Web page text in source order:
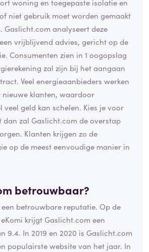
woning en toegepaste isolatie en
niet gebruik moet worden gemaakt
Gaslicht.com analyseert deze
vrijblijvend advies, gericht op de
Consumenten zien in 1 oogopslag
zal zijn bij het aangaan
Veel energieaanbieders werken
klanten, waardoor
veel geld kan schelen. Kies je voor
zal Gaslicht.com de overstap
Klanten krijgen zo de
op de meest eenvoudige manier in
betrouwbaar?
betrouwbare reputatie. Op de
krijgt Gaslicht.com een
9.4. In 2019 en 2020 is Gaslicht.com
populairste website van het jaar. In